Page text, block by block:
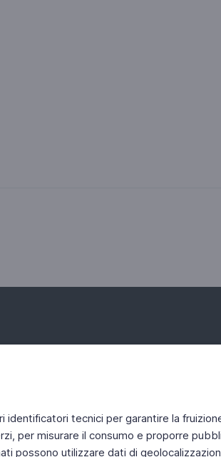
tecnici per garantire la
per misurare il consumo e proporre
possono utilizzare dati di